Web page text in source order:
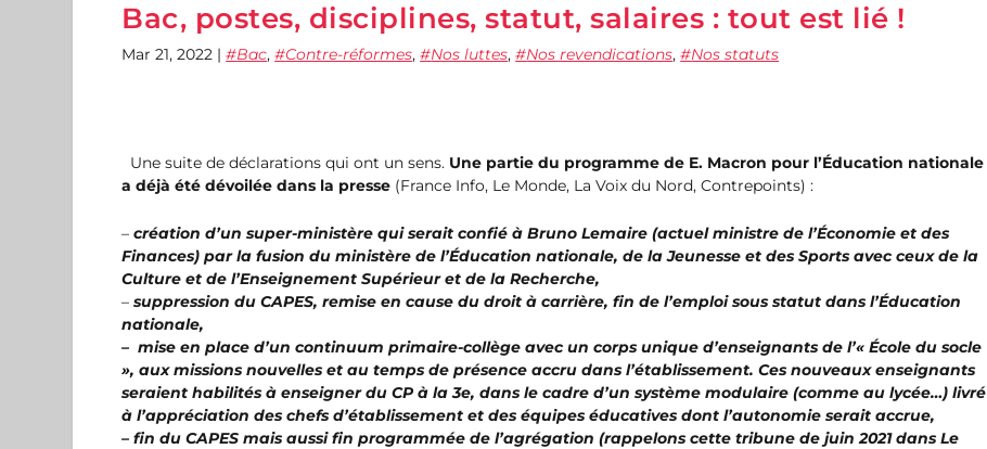
Bac, postes, disciplines, statut, salaires : tout est lié !
Mar 21, 2022 | Bac, Contre-réformes, Nos luttes, Nos revendications, Nos statuts
Une suite de déclarations qui ont un sens. Une partie du programme de E. Macron pour l’Éducation nationale
a déjà été dévoilée dans la presse(France Info, Le Monde, La Voix du Nord, Contrepoints) :
– création d’un super-ministère qui serait confié à Bruno Lemaire (actuel ministre de l’Économie et des
Finances) par la fusion du ministère de l’Éducation nationale, de la Jeunesse et des Sports avec ceux de la
Culture et de l’Enseignement Supérieur et de la Recherche,
– suppression du CAPES, remise en cause du droit à carrière, fin de l’emploi sous statut dans l’Éducation
nationale,
– mise en place d’un continuum primaire-collège avec un corps unique d’enseignants de l’« École du socle
», aux missions nouvelles et au temps de présence accru dans l’établissement. Ces nouveaux enseignants
seraient habilités à enseigner du CP à la 3e, dans le cadre d’un système modulaire (comme au lycée…) livré
à l’appréciation des chefs d’établissement et des équipes éducatives dont l’autonomie serait accrue,
– fin du CAPES mais aussi fin programmée de l’agrégation (rappelons cette tribune de juin 2021 dans Le